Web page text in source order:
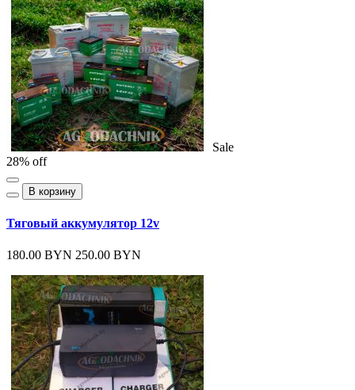
Sale
28% off
В корзину
Тяговый аккумулятор 12v
180.00 BYN 250.00 BYN